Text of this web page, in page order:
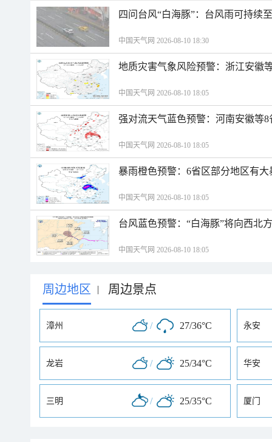
四问台风“白海豚”：台风雨可持续
中国天气网 2026-08-10 18:30
地质灾害气象风险预警：浙江安徽
中国天气网 2026-08-10 18:05
强对流天气蓝色预警：河南安徽等
中国天气网 2026-08-10 18:05
暴雨橙色预警：6省区部分地区有
中国天气网 2026-08-10 18:05
台风蓝色预警：“白海豚”将向西北
中国天气网 2026-08-10 18:05
周边地区 | 周边景点
漳州 / 27/36°C 永安
龙岩 / 25/34°C 华安
三明 / 25/35°C 厦门